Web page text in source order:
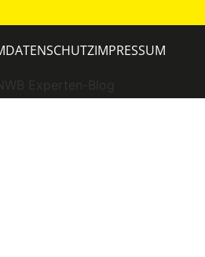
Experten-Blog
DATENSCHUTZIMPRESSUM